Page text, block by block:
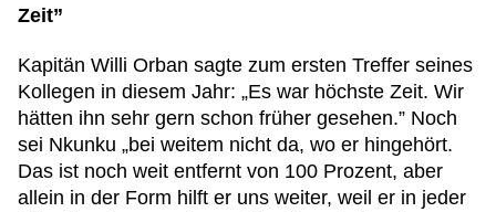
Zeit”
Kapitän Willi Orban sagte zum ersten Treffer seines
Kollegen in diesem Jahr: „Es war höchste Zeit. Wir
hätten ihn sehr gern schon früher gesehen.” Noch
sei Nkunku „bei weitem nicht da, wo er hingehört.
Das ist noch weit entfernt von 100 Prozent, aber
allein in der Form hilft er uns weiter, weil er in jeder